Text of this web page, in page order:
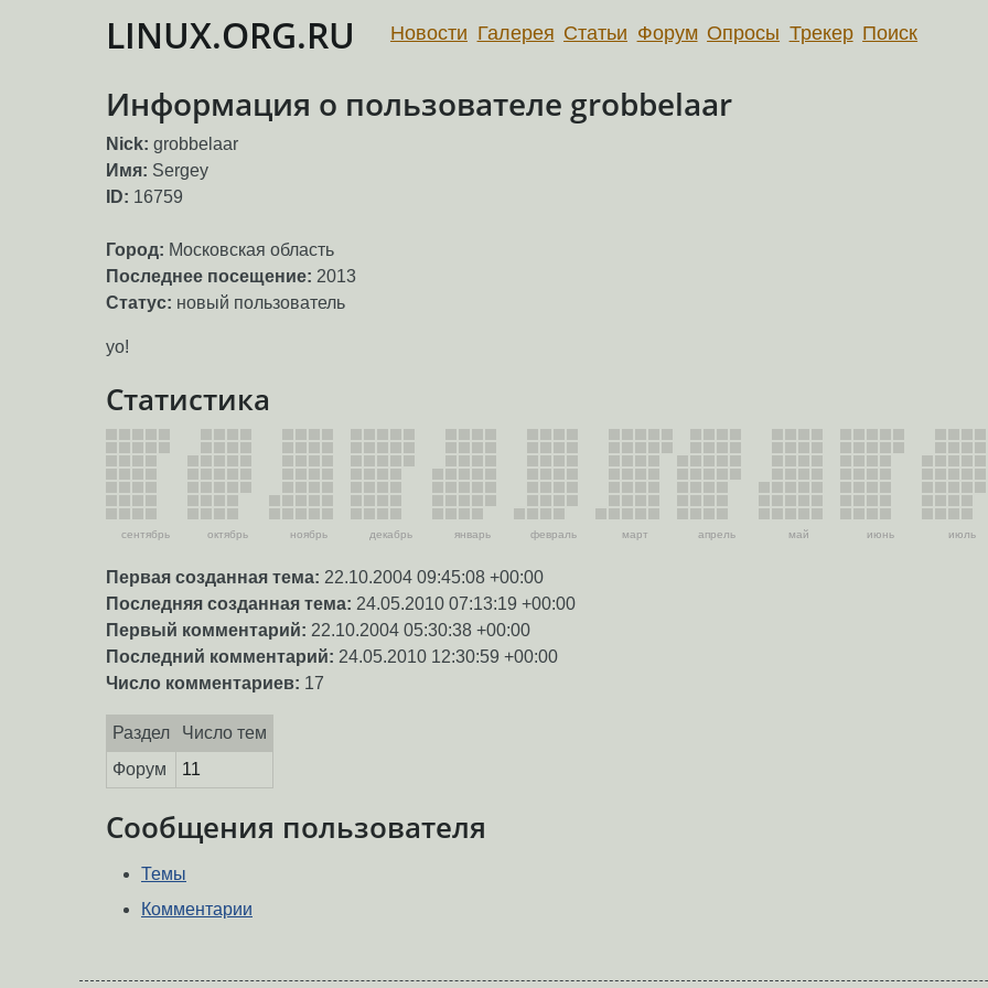
LINUX.ORG.RU Новости Галерея Статьи Форум Опросы Трекер Поиск
Информация о пользователе grobbelaar
Nick: grobbelaar
Имя: Sergey
ID: 16759
Город: Московская область
Последнее посещение: 2013
Статус: новый пользователь
yo!
Статистика
сентябрь октябрь ноябрь декабрь январь февраль март апрель май июнь июль
Первая созданная тема: 22.10.2004 09:45:08 +00:00
Последняя созданная тема: 24.05.2010 07:13:19 +00:00
Первый комментарий: 22.10.2004 05:30:38 +00:00
Последний комментарий: 24.05.2010 12:30:59 +00:00
Число комментариев: 17
Раздел
Число тем
Форум
11
Сообщения пользователя
Темы
Комментарии